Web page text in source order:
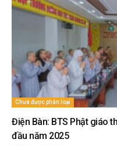
Chưa được phân loại
Điện Bàn: BTS Phật giáo
đầu năm 2025